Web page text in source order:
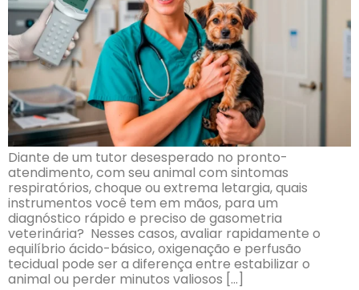
Diante de um tutor desesperado no pronto-
atendimento, com seu animal com sintomas
respiratórios, choque ou extrema letargia, quais
instrumentos você tem em mãos, para um
diagnóstico rápido e preciso de gasometria
veterinária? Nesses casos, avaliar rapidamente o
equilíbrio ácido-básico, oxigenação e perfusão
tecidual pode ser a diferença entre estabilizar o
animal ou perder minutos valiosos […]